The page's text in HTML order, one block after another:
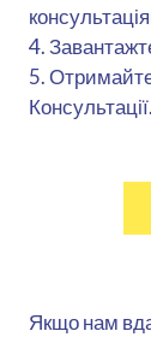
4.
5. Отримайте
Консультації.
Якщо нам